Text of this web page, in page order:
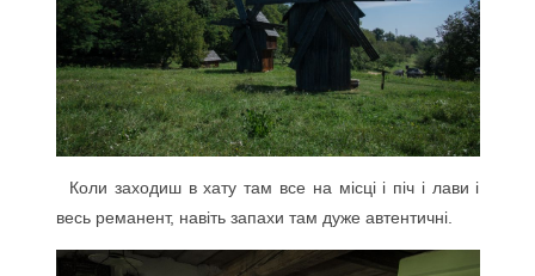
Коли заходиш в хату там все на місці і піч і лави і
весь реманент, навіть запахи там дуже автентичні.